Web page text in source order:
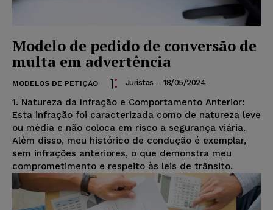
Modelo de pedido de conversão de
multa em advertência
MODELOS DE PETIÇÃO Juristas - 18/05/2024
1. Natureza da Infração e Comportamento Anterior:
Esta infração foi caracterizada como de natureza leve
ou média e não coloca em risco a segurança viária.
Além disso, meu histórico de condução é exemplar,
sem infrações anteriores, o que demonstra meu
comprometimento e respeito às leis de trânsito.